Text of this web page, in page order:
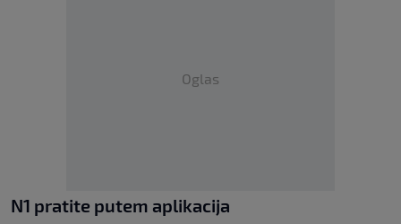
Oglas
N1 pratite putem aplikacija